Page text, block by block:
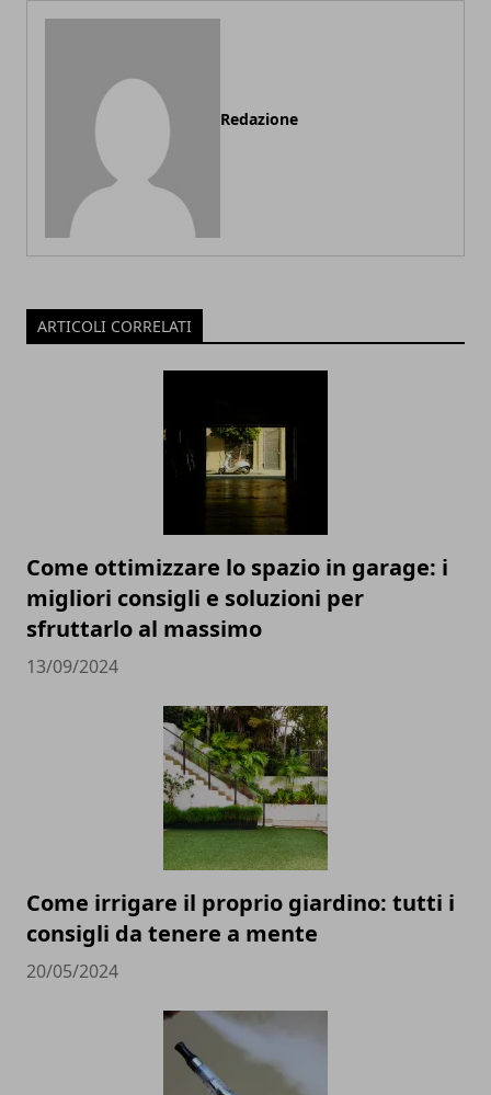
Redazione
ARTICOLI CORRELATI
Come ottimizzare lo spazio in garage: i
migliori consigli e soluzioni per
sfruttarlo al massimo
13/09/2024
Come irrigare il proprio giardino: tutti i
consigli da tenere a mente
20/05/2024